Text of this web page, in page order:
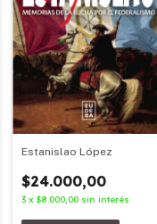
Estanislao López
$24.000,00
3 x $8.000,00 sin interés